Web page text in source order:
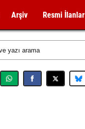
Arşiv Resmi İlanlar